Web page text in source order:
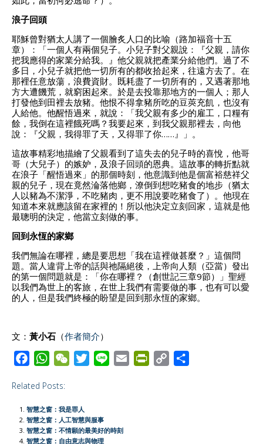
浪子回頭
耶穌曾對猶太人講了一個膾炙人口的比喻（路加福音十五
章）：「一個人有兩個兒子。小兒子對父親說：『父親，請你
把我應得的家業分給我。』他父親就把產業分給他們。過了不
多日，小兒子就把他一切所有的都收拾起來，往遠方去了。在
那裡任意放蕩，浪費資財。既耗盡了一切所有的，又遇著那地
方大遭饑荒，就窮困起來。於是去投靠那地方的一個人；那人
打發他到田裡去放豬。他恨不得拿豬所吃的豆莢充飢，也沒有
人給他。他醒悟過來，就說：「我父親有多少的雇工，口糧有
餘，我倒在這裡餓死嗎？我要起來，到我父親那裡去，向他
說：『父親，我得罪了天，又得罪了你……』」。
這故事精彩地描繪了父親看到了這失去的兒子時的喜悅，他哥
哥（大兒子）的嫉妒，及浪子回頭的恩典。這故事的轉折點就
在浪子「醒悟過來」的那個時刻，他意識到他是個富裕慈祥父
親的兒子，現在竟然淪落他鄉，潦倒到想吃豬食的地步（猶太
人以豬為不潔淨，不吃豬肉，更不用說要吃豬食了）。他現在
知道本來就應該留在家裡的！所以他決定立刻回家，這就是他
最聰明的決定，他當立刻做的事。
回到永恆的家鄉
我們無論在哪裡，總是要思想「我在這裡做甚麼？」這個問
題。當人違背上帝的話與祂隔絕後，上帝向人類（亞當）發出
的第一個問題就是：「你在哪裡？（創世記三章9節）」聖經
以我們為世上的客旅，在世上我們有需要做的事，也有可以愛
的人，但是我們終極的盼望是回到那永恆的家鄉。
文： 黃小石 （作者簡介）
c
e
b
o
W
a
t
s
A
W
h
a
t
t
e
Related Posts:
智慧之窗：我是罪人
智慧之窗：人工智慧與服事
智慧之窗：不情願的最美好的時刻
智慧之窗：自由意志與物理